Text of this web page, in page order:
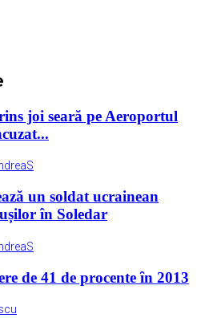
joi seară pe Aeroportul
un soldat ucrainean
în Soledar
de 41 de procente ȋn 2013